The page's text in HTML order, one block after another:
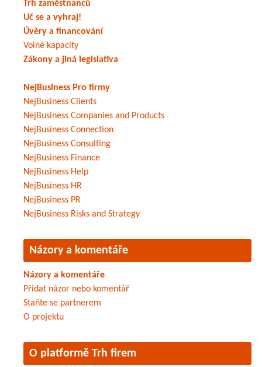
Trh zaměstnanců
Uč se a vyhraj!
Úvěry a financování
Volné kapacity
Zákony a jiná legislativa
NejBusiness Pro firmy
NejBusiness Clients
NejBusiness Companies and Products
NejBusiness Connection
NejBusiness Consulting
NejBusiness Finance
NejBusiness Help
NejBusiness HR
NejBusiness PR
NejBusiness Risks and Strategy
Názory a komentáře
Názory a komentáře
Přidat názor nebo komentář
Staňte se partnerem
O projektu
O platformě Trh firem